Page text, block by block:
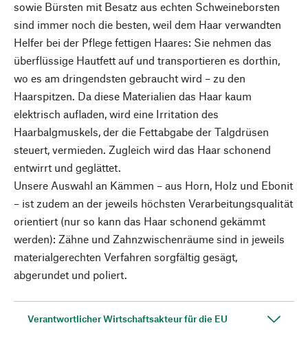
sowie Bürsten mit Besatz aus echten Schweineborsten
sind immer noch die besten, weil dem Haar verwandten
Helfer bei der Pflege fettigen Haares: Sie nehmen das
überflüssige Hautfett auf und transportieren es dorthin,
wo es am dringendsten gebraucht wird – zu den
Haarspitzen. Da diese Materialien das Haar kaum
elektrisch aufladen, wird eine Irritation des
Haarbalgmuskels, der die Fettabgabe der Talgdrüsen
steuert, vermieden. Zugleich wird das Haar schonend
entwirrt und geglättet.
Unsere Auswahl an Kämmen – aus Horn, Holz und Ebonit
– ist zudem an der jeweils höchsten Verarbeitungsqualität
orientiert (nur so kann das Haar schonend gekämmt
werden): Zähne und Zahnzwischenräume sind in jeweils
materialgerechten Verfahren sorgfältig gesägt,
abgerundet und poliert.
Verantwortlicher Wirtschaftsakteur für die EU